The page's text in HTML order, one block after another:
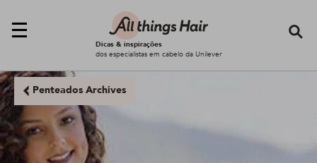
Dicas & inspirações
dos especialistas em cabelo da Unilever
Penteados Archives